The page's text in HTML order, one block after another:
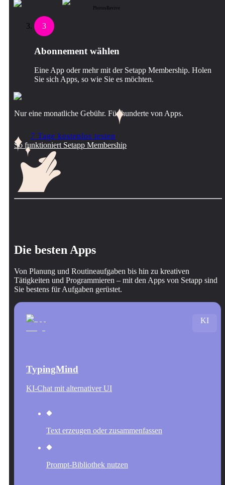
PhotosRevive
3
Abonnement wählen
Eine App oder mehr mit der Setapp Membership. Holen
Sie sich Apps, so wie Sie es möchten.
Nur eine monatliche Gebühr. Für hunderte von Apps.
7 Tage kostenlos testen
So funktioniert Setapp Membership
Die besten Apps
Von Planung und Routineaufgaben bis hin zu kreativen
Tätigkeiten und Programmieren – mit den Apps von Setapp sind
Sie bestens für Aufgaben gerüstet.
TypingMind
KI-Chat mit alternativer UI
Text erzeugen oder zusammenfassen
Prompt-Bibliothek nutzen
KI